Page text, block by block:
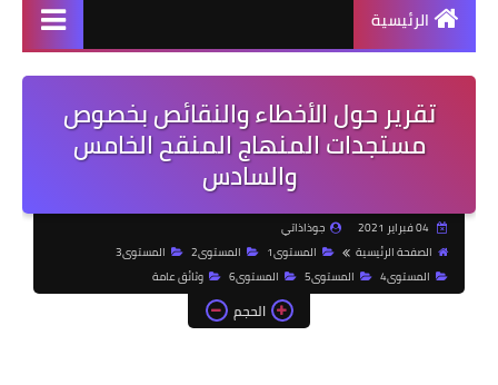
الرئيسية
تقرير حول الأخطاء والنقائص بخصوص
مستجدات المنهاج المنقح الخامس
والسادس
04 فبراير 2021
جوذاذاتي
الصفحة الرئيسية
المستوى1 المستوى2
المستوى3
المستوى4
المستوى5 المستوى6 وثائق عامة
الحجم